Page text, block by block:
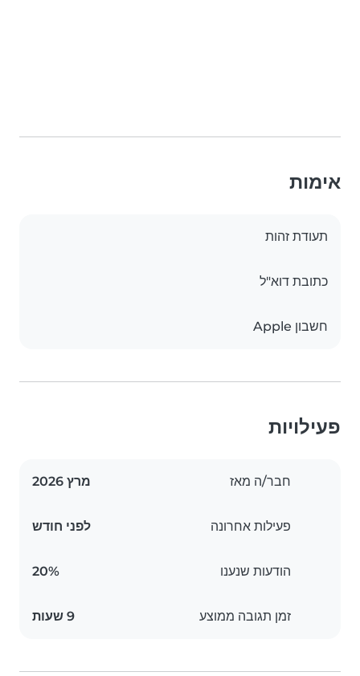
אימות
תעודת זהות
כתובת דוא"ל
חשבון Apple
פעילויות
חבר/ה מאז מרץ 2026
פעילות אחרונה לפני חודש
הודעות שנענו 20%
זמן תגובה ממוצע 9 שעות